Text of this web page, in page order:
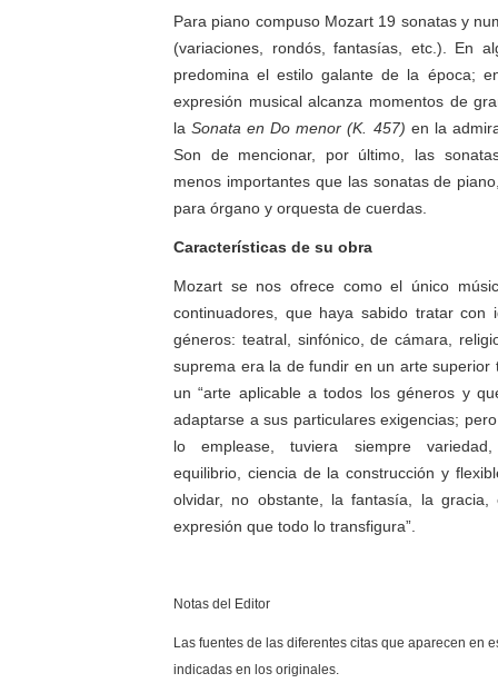
Para piano compuso Mozart 19 sonatas y
(variaciones, rondós, fantasías, etc.). En
predomina el estilo galante de la época;
expresión musical alcanza momentos de
laSonata en Do menor (K. 457) en la
Son de mencionar, por último, las
menos importantes que las sonatas de
para órgano y orquesta de cuerdas.
Características de su obra
Mozart se nos ofrece como el único
continuadores, que haya sabido tratar con
géneros: teatral, sinfónico, de cámara,
suprema era la de fundir en un arte superior
un “arte aplicable a todos los géneros y
adaptarse a sus particulares exigencias;
lo emplease, tuviera siempre
equilibrio, ciencia de la construcción y
olvidar, no obstante, la fantasía, la gracia,
expresión que todo lo transfigura”.
Notas del Editor
Las fuentes de las diferentes citas que aparecen en
indicadas en los originales.